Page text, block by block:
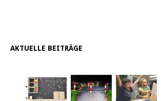
AKTUELLE BEITRÄGE